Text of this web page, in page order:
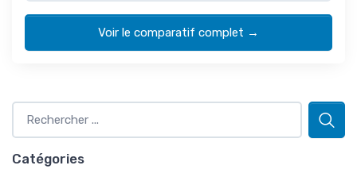
Voir le comparatif complet →
Catégories